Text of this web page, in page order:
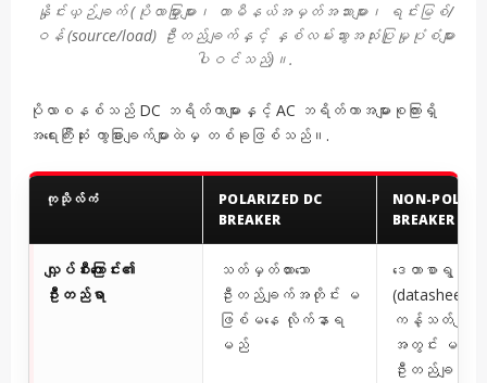
နှိုင်းယှဉ်ချက် (ပိုလာမြှားများ၊ တာမီနယ်အမှတ်အသားများ၊ ရင်းမြစ်/
ဝန် (source/load) ဦးတည်ချက်နှင့် နှစ်လမ်းသွားအသုံးပြုမှုပုံစံများ
ပါဝင်သည်)။.
ပိုလာစနစ်သည် DC ဘရိတ်ကာများနှင့် AC ဘရိတ်ကာအများစုကြားရှိ
အရေးကြီးဆုံး ကွာခြားချက်များထဲမှ တစ်ခုဖြစ်သည်။.
ကုသိုလ်ကံ
POLARIZED DC
BREAKER
NON-
BREAKER
လျှပ်စီးကြောင်း၏
ဦးတည်ရာ
သတ်မှတ်ထားသော
ဦးတည်ချက်အတိုင်း မ
ဖြစ်မနေ လိုက်နာရ
မည်
ဒေတာစာရွက်
(datasheet)
ကန့်သတ်ချက်မျ
အတွင်း မည်
ဦးတည်ချက်